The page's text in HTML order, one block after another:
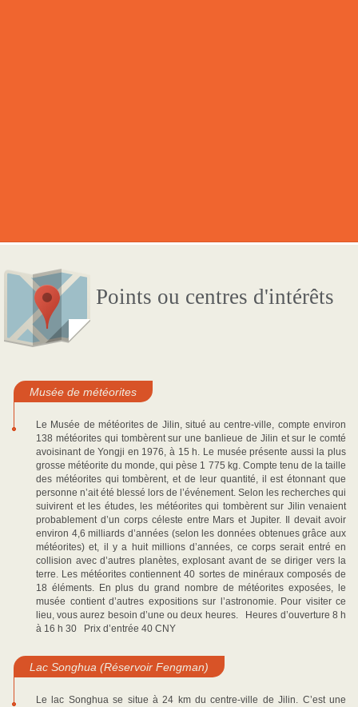
Points ou centres d'intérêts
Musée de météorites
Le Musée de météorites de Jilin, situé au centre-ville, compte environ
138 météorites qui tombèrent sur une banlieue de Jilin et sur le comté
avoisinant de Yongji en 1976, à 15 h. Le musée présente aussi la plus
grosse météorite du monde, qui pèse 1 775 kg. Compte tenu de la taille
des météorites qui tombèrent, et de leur quantité, il est étonnant que
personne n’ait été blessé lors de l’événement. Selon les recherches qui
suivirent et les études, les météorites qui tombèrent sur Jilin venaient
probablement d’un corps céleste entre Mars et Jupiter. Il devait avoir
environ 4,6 milliards d’années (selon les données obtenues grâce aux
météorites) et, il y a huit millions d’années, ce corps serait entré en
collision avec d’autres planètes, explosant avant de se diriger vers la
terre. Les météorites contiennent 40 sortes de minéraux composés de
18 éléments. En plus du grand nombre de météorites exposées, le
musée contient d’autres expositions sur l’astronomie. Pour visiter ce
lieu, vous aurez besoin d’une ou deux heures. Heures d’ouverture 8 h
à 16 h 30 Prix d’entrée 40 CNY
Lac Songhua (Réservoir Fengman)
Le lac Songhua se situe à 24 km du centre-ville de Jilin. C’est une